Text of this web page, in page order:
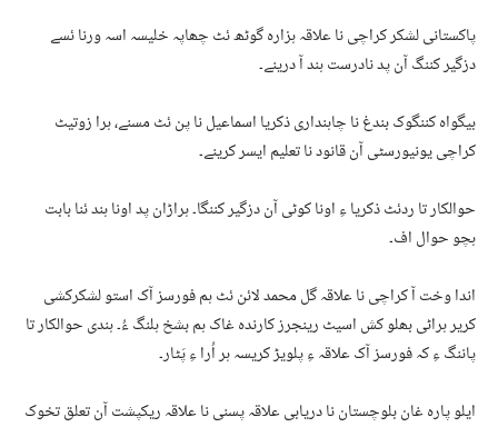
پاکستانی لشکر کراچی نا علاقہ ہزارہ گوٹھ ئٹ چھاپہ خلیسہ اسہ ورنا ئسے
دزگیر کننگ آن پد نادرست ہند آ درینے۔
بیگواہ کننگوک بندغ نا چاہنداری ذکریا اسماعیل نا پن ئٹ مسنے، ہرا زوتیٹ
کراچی یونیورسٹی آن قانود نا تعلیم ایسر کرینے۔
حوالکار تا ردئٹ ذکریا ءِ اونا کوٹی آن دزگیر کننگا۔ ہراڑان پد اونا ہند ئنا بابت
ہچو حوال اف۔
اندا وخت آ کراچی نا علاقہ گل محمد لائن ئٹ ہم فورسز آک استو لشکرکشی
کریر ہراٹی بھلو کش اسیٹ رینجرز کارندہ غاک ہم بشخ ہلنگ ءُ۔ ہندی حوالکار تا
پاننگ ءِ کہ فورسز آک علاقہ ءِ پلویڑ کریسہ ہر اُرا ءِ پَٹار۔
ایلو پارہ غان بلوچستان نا دریابی علاقہ پسنی نا علاقہ ریکپشت آن تعلق تخوک